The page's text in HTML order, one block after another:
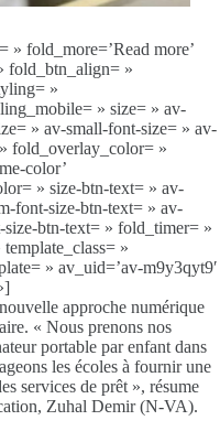
fold_more=’Read more’
fold_btn_align= »
»
» size= » av-
» av-small-font-size= » av-
fold_overlay_color= »
color’
» size-btn-text= » av-
font-size-btn-text= » av-
btn-text= » fold_timer= »
»
» av_uid=’av-m9y3qyt9′
approche numérique
« Nous prenons nos
portable par enfant dans
les écoles à fournir une
services de prêt », résume
Zuhal Demir (N-VA).